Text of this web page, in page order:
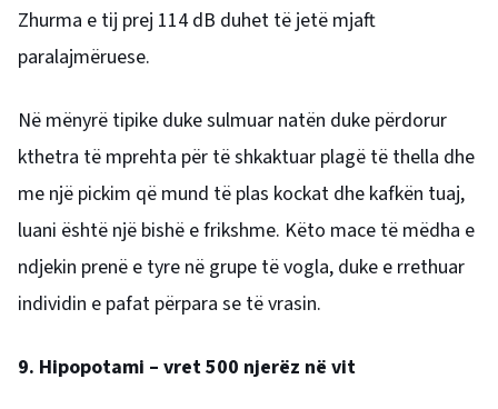
Zhurma e tij prej 114 dB duhet të jetë mjaft
paralajmëruese.
Në mënyrë tipike duke sulmuar natën duke përdorur
kthetra të mprehta për të shkaktuar plagë të thella dhe
me një pickim që mund të plas kockat dhe kafkën tuaj,
luani është një bishë e frikshme. Këto mace të mëdha e
ndjekin prenë e tyre në grupe të vogla, duke e rrethuar
individin e pafat përpara se të vrasin.
9. Hipopotami – vret 500 njerëz në vit